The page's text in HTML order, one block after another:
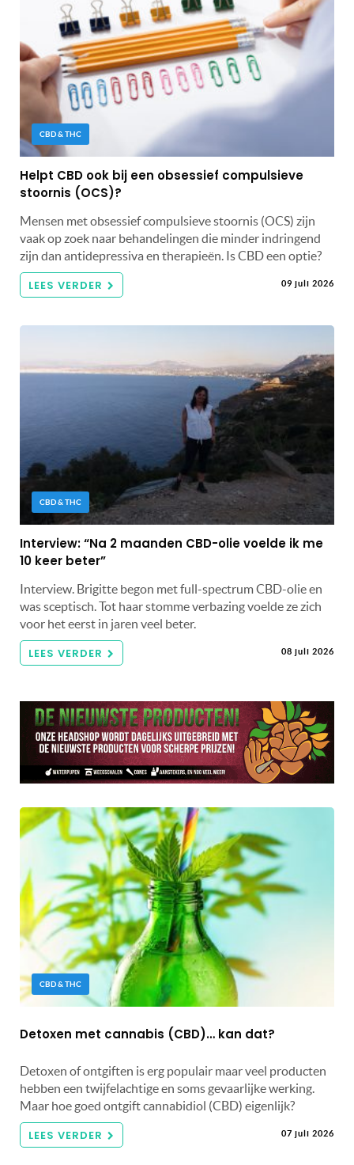
CBD & THC
Helpt CBD ook bij een obsessief compulsieve
stoornis (OCS)?
Mensen met obsessief compulsieve stoornis (OCS) zijn
vaak op zoek naar behandelingen die minder indringend
zijn dan antidepressiva en therapieën. Is CBD een optie?
LEES VERDER 09 juli 2026
CBD & THC
Interview: “Na 2 maanden CBD-olie voelde ik me
10 keer beter”
Interview. Brigitte begon met full-spectrum CBD-olie en
was sceptisch. Tot haar stomme verbazing voelde ze zich
voor het eerst in jaren veel beter.
LEES VERDER 08 juli 2026
CBD & THC
Detoxen met cannabis (CBD)… kan dat?
Detoxen of ontgiften is erg populair maar veel producten
hebben een twijfelachtige en soms gevaarlijke werking.
Maar hoe goed ontgift cannabidiol (CBD) eigenlijk?
LEES VERDER 07 juli 2026